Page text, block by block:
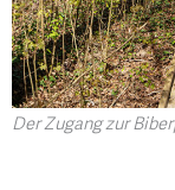
Der Zugang zur